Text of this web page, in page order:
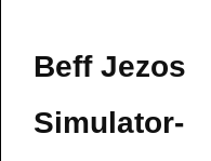
Beff Jezos
Simulator-